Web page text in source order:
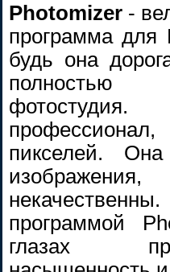
Photomizer -
программа
будь она
полностью
пикселей.
программой
глазах